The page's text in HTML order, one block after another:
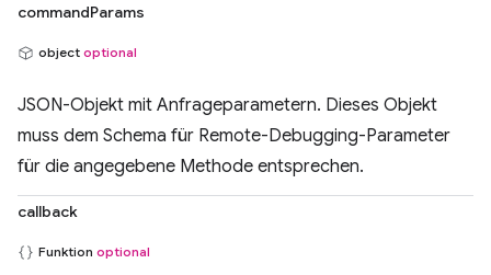
commandParams
object optional
JSON-Objekt mit Anfrageparametern. Dieses Objekt
muss dem Schema für Remote-Debugging-Parameter
für die angegebene Methode entsprechen.
callback
Funktion optional